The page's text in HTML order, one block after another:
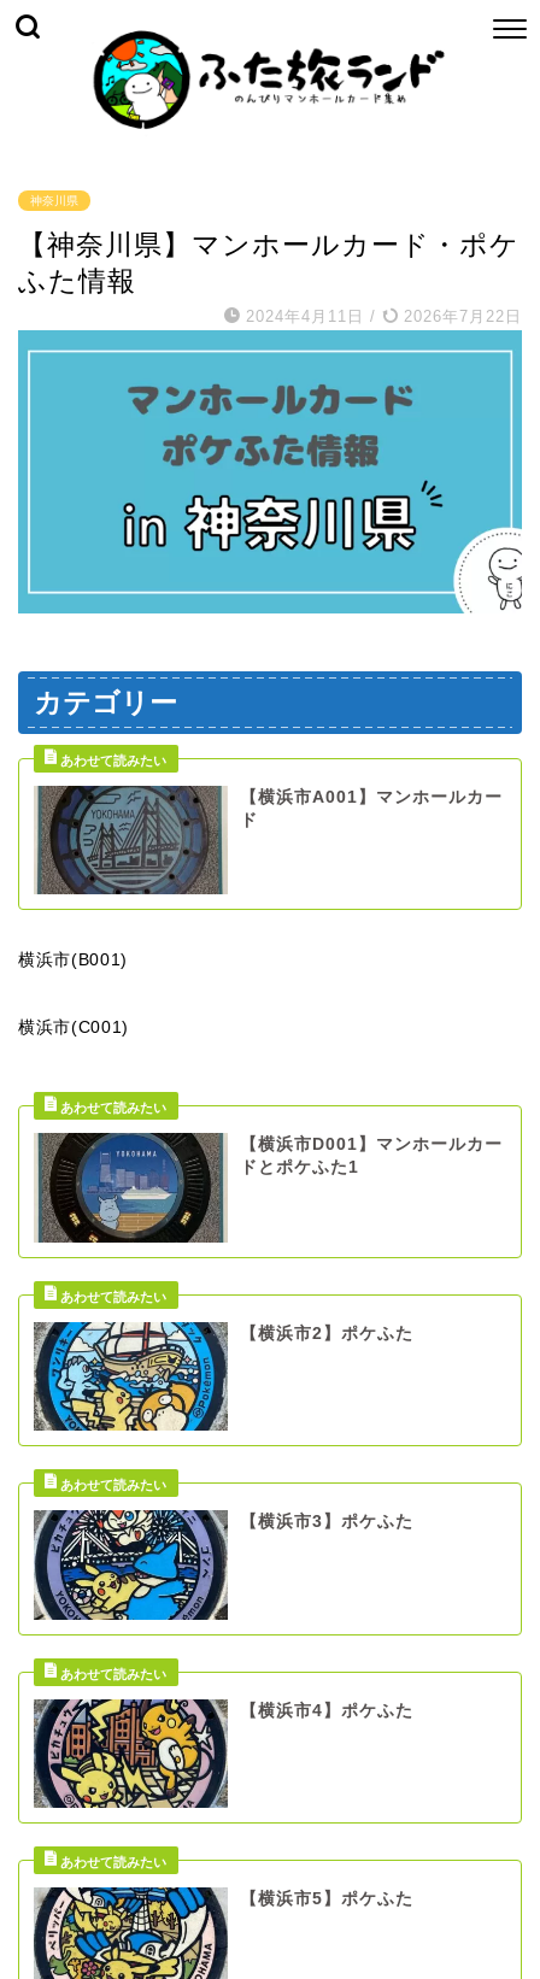
神奈川県
【神奈川県】マンホールカード・ポケ
ふた情報
2024年4月11日 / 2026年7月22日
カテゴリー
【横浜市A001】マンホールカー
ド
横浜市(B001)
横浜市(C001)
【横浜市D001】マンホールカー
ドとポケふた1
【横浜市2】ポケふた
【横浜市3】ポケふた
【横浜市4】ポケふた
【横浜市5】ポケふた